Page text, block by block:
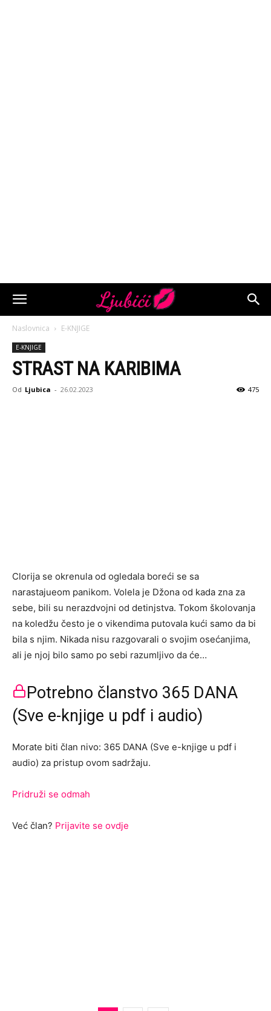
Naslovnica E-KNJIGE
E-KNJIGE
STRAST NA KARIBIMA
Od Ljubica - 26.02.2023 475
Clorija se okrenula od ogledala boreći se sa
narastajueom panikom. Volela je Džona od kada zna za
sebe, bili su nerazdvojni od detinjstva. Tokom školovanja
na koledžu često je o vikendima putovala kući samo da bi
bila s njim. Nikada nisu razgovarali o svojim osećanjima,
ali je njoj bilo samo po sebi razumljivo da će…
Potrebno članstvo 365 DANA
(Sve e-knjige u pdf i audio)
Morate biti član nivo: 365 DANA (Sve e-knjige u pdf i
audio) za pristup ovom sadržaju.
Pridruži se odmah
Već član? Prijavite se ovdje